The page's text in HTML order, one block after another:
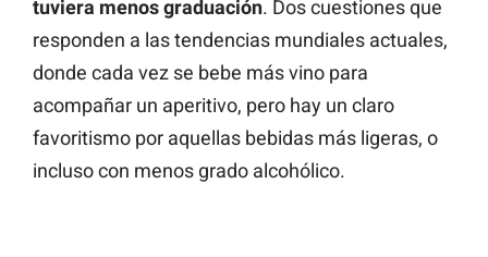
tuviera menos graduación. Dos cuestiones que
responden a las tendencias mundiales actuales,
donde cada vez se bebe más vino para
acompañar un aperitivo, pero hay un claro
favoritismo por aquellas bebidas más ligeras, o
incluso con menos grado alcohólico.